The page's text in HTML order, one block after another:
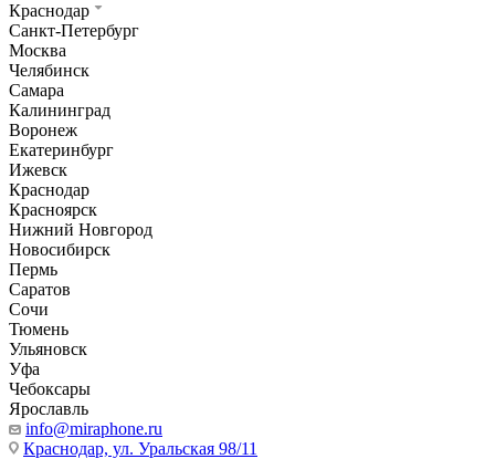
Краснодар
Санкт-Петербург
Москва
Челябинск
Самара
Калининград
Воронеж
Екатеринбург
Ижевск
Краснодар
Красноярск
Нижний Новгород
Новосибирск
Пермь
Саратов
Сочи
Тюмень
Ульяновск
Уфа
Чебоксары
Ярославль
info@miraphone.ru
Краснодар, ул. Уральская 98/11